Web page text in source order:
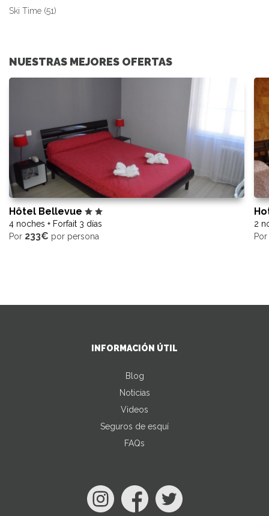
Ski Time (51)
NUESTRAS MEJORES OFERTAS
Hôtel Bellevue
4 noches + Forfait 3 días
Por 233€ por persona
2
Por
INFORMACIÓN ÚTIL
Blog
Noticias
Videos
Seguros de esquí
FAQs